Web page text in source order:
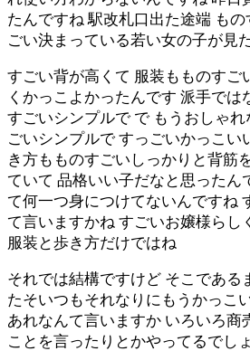
たんですね 駅改札口出た途端 も
ごい決まっている若い女の子が見
すごい背が高くて 服装もものすご
くかっこよかったんです 派手では
すごいシンプルで で もうおしゃ
ごいシンプルで すっごいかっこい
き方もものすごいしっかりと背筋
ていて 品格いい子だなと思ったん
て何一つ身につけてないんですね
て言いますかね すごいお嬢様らし
服装と歩き方だけではね
それでは結構ですけど そこである
たそいつもそれなりにもうかっこ
あれなんて言いますか いろいろ商
ことを言ったりとかやってるでし